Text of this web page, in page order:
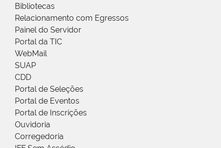
Bibliotecas
Relacionamento com Egressos
Painel do Servidor
Portal da TIC
WebMail
SUAP
CDD
Portal de Seleções
Portal de Eventos
Portal de Inscrições
Ouvidoria
Corregedoria